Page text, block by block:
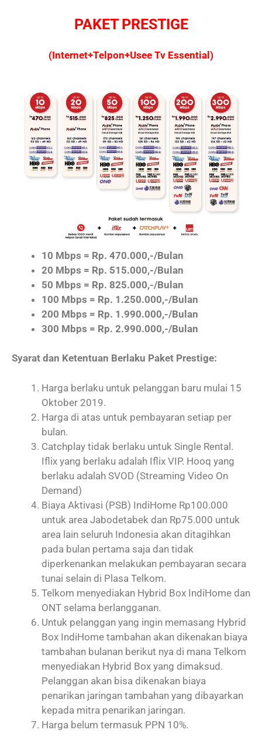
PAKET PRESTIGE
(Internet+Telpon+Usee Tv Essential)
10 Mbps = Rp. 470.000,-/Bulan
20 Mbps = Rp. 515.000,-/Bulan
50 Mbps = Rp. 825.000,-/Bulan
100 Mbps = Rp. 1.250.000,-/Bulan
200 Mbps = Rp. 1.990.000,-/Bulan
300 Mbps = Rp. 2.990.000,-/Bulan
Syarat dan Ketentuan Berlaku Paket Prestige:
Harga berlaku untuk pelanggan baru mulai 15
Oktober 2019.
Harga di atas untuk pembayaran setiap per
bulan.
Catchplay tidak berlaku untuk Single Rental.
Iflix yang berlaku adalah Iflix VIP. Hooq yang
berlaku adalah SVOD (Streaming Video On
Demand)
Biaya Aktivasi (PSB) IndiHome Rp100.000
untuk area Jabodetabek dan Rp75.000 untuk
area lain seluruh Indonesia akan ditagihkan
pada bulan pertama saja dan tidak
diperkenankan melakukan pembayaran secara
tunai selain di Plasa Telkom.
Telkom menyediakan Hybrid Box IndiHome dan
ONT selama berlangganan.
Untuk pelanggan yang ingin memasang Hybrid
Box IndiHome tambahan akan dikenakan biaya
tambahan bulanan berikut nya di mana Telkom
menyediakan Hybrid Box yang dimaksud.
Pelanggan akan bisa dikenakan biaya
penarikan jaringan tambahan yang dibayarkan
kepada mitra penarikan jaringan.
Harga belum termasuk PPN 10%.